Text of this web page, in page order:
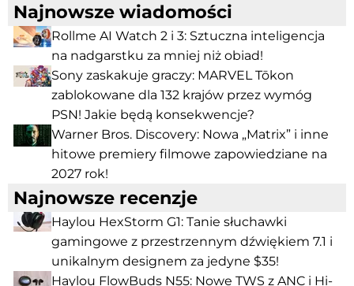
Najnowsze wiadomości
Rollme AI Watch 2 i 3: Sztuczna inteligencja
na nadgarstku za mniej niż obiad!
Sony zaskakuje graczy: MARVEL Tōkon
zablokowane dla 132 krajów przez wymóg
PSN! Jakie będą konsekwencje?
Warner Bros. Discovery: Nowa „Matrix” i inne
hitowe premiery filmowe zapowiedziane na
2027 rok!
Najnowsze recenzje
Haylou HexStorm G1: Tanie słuchawki
gamingowe z przestrzennym dźwiękiem 7.1 i
unikalnym designem za jedyne $35!
Haylou FlowBuds N55: Nowe TWS z ANC i Hi-